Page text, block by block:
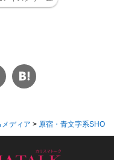
ディア > 原宿・青文字系SHOP